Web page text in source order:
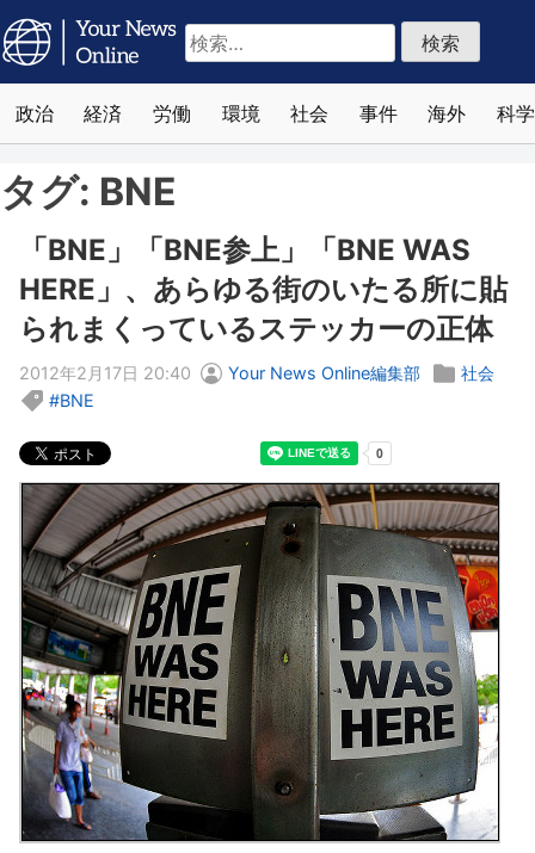
検
索:
政治 経済 労働 環境 社会 事件 海外 科学
タグ: BNE
「BNE」「BNE参上」「BNE WAS
HERE」、あらゆる街のいたる所に貼
られまくっているステッカーの正体
2012年2月17日 20:40 Your News Online編集部
社会
BNE